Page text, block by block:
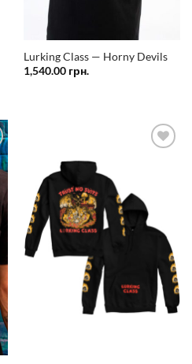
Lurking Class — Horny Devils
1,540.00 грн.
список
бажань